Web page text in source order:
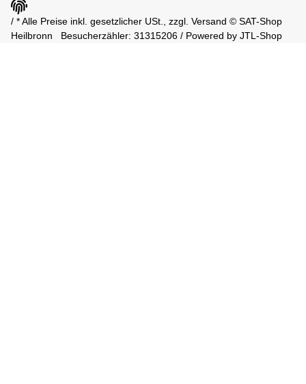
/ * Alle Preise inkl. gesetzlicher USt., zzgl. Versand © SAT-Shop
Heilbronn
Besucherzähler: 31315206 / Powered by JTL-Shop